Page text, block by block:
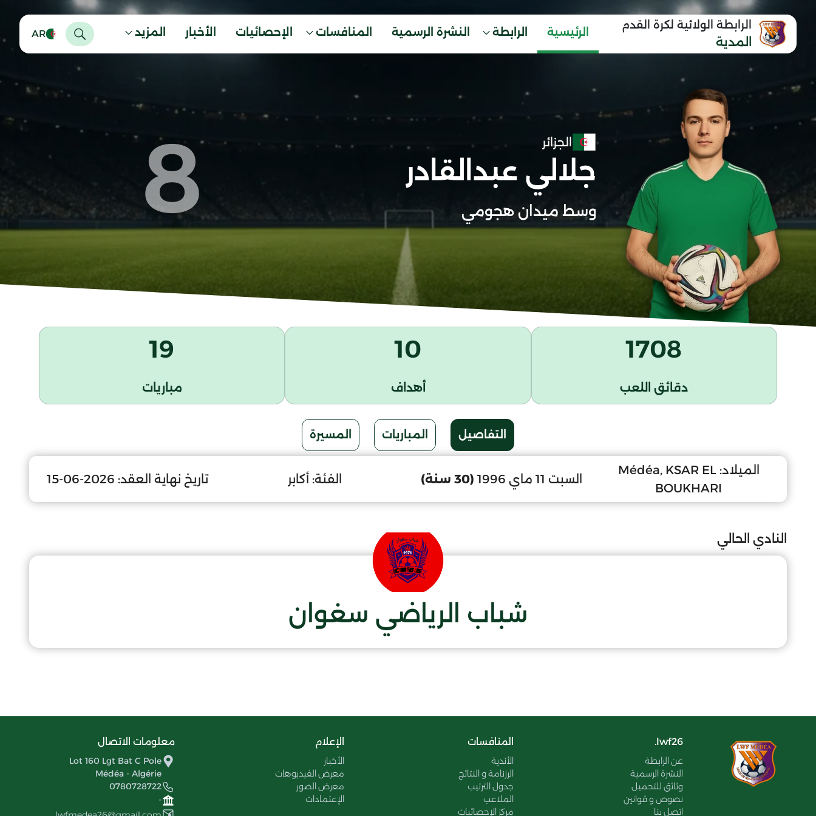
الرابطة الولائية لكرة القدم
المدية
الرئيسية الرابطة النشرة الرسمية المنافسات الإحصائيات الأخبار المزيد AR
الجزائر
جلالي عبدالقادر
وسط ميدان هجومي 8
1708
دقائق اللعب
10
أهداف
19
مباريات
التفاصيل المباريات المسيرة
الميلاد: Médéa, KSAR EL
BOUKHARI
السبت 11 ماي 1996 (30 سنة) الفئة: أكابر تاريخ نهاية العقد: 2026-06-15
النادي الحالي
شباب الرياضي سغوان
lwf26.
عن الرابطة
النشرة الرسمية
وثائق للتحميل
نصوص و قوانين
اتصل بنا
المنافسات
الأندية
الرزنامة و النتائج
جدول الترتيب
الملاعب
مركز الإحصائيات
الإعلام
الأخبار
معرض الفيديوهات
معرض الصور
الإعتمادات
معلومات الاتصال
Lot 160 Lgt Bat C Pole
Médéa - Algérie
0780728722
-